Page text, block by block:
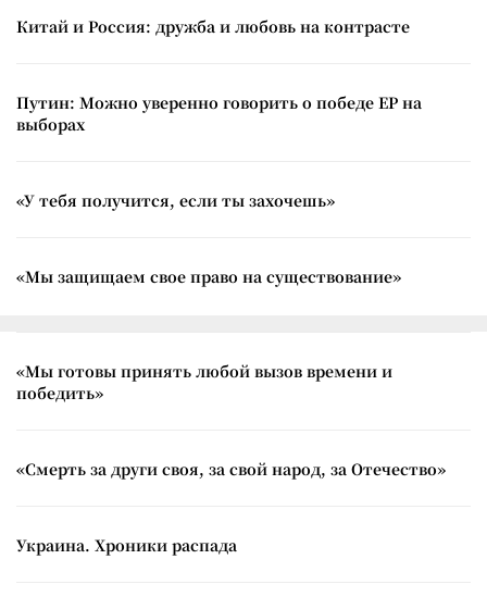
Китай и Россия: дружба и любовь на контрасте
Путин: Можно уверенно говорить о победе ЕР на
выборах
«У тебя получится, если ты захочешь»
«Мы защищаем свое право на существование»
«Мы готовы принять любой вызов времени и
победить»
«Смерть за други своя, за свой народ, за Отечество»
Украина. Хроники распада